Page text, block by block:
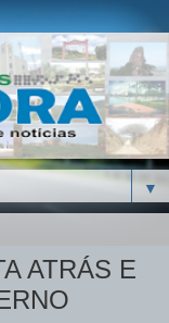
▼
ATRÁS E